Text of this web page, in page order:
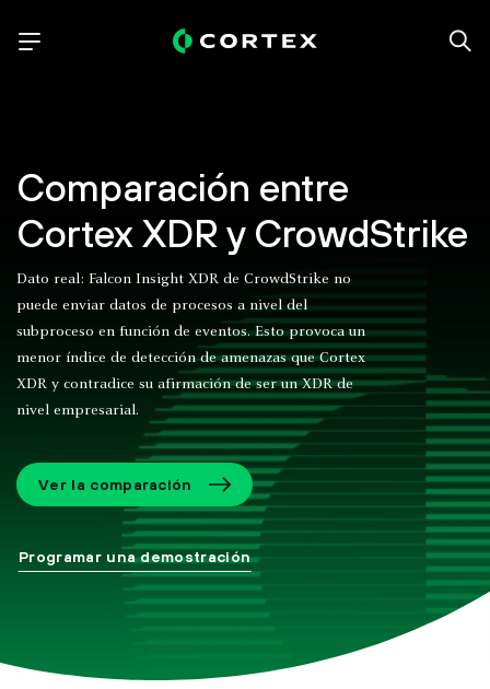
Comparación entre
Cortex XDR y CrowdStrike
Dato real: Falcon Insight XDR de CrowdStrike no
puede enviar datos de procesos a nivel del
subproceso en función de eventos. Esto provoca un
menor índice de detección de amenazas que Cortex
XDR y contradice su afirmación de ser un XDR de
nivel empresarial.
Ver la comparación
Programar una demostración